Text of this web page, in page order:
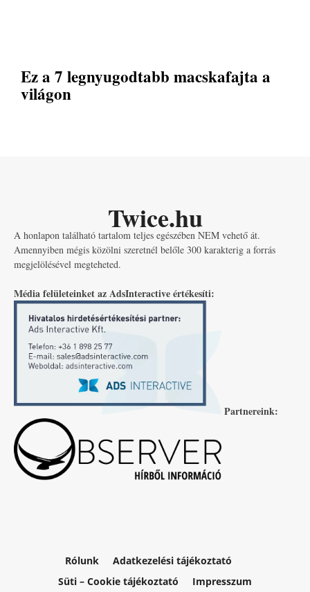
Ez a 7 legnyugodtabb macskafajta a
világon
Twice.hu
A honlapon található tartalom teljes egészében NEM vehető át.
Amennyiben mégis közölni szeretnél belőle 300 karakterig a forrás
megjelölésével megteheted.
Média felületeinket az AdsInteractive értékesíti:
Partnereink:
Rólunk
Adatkezelési tájékoztató
Süti – Cookie tájékoztató
Impresszum